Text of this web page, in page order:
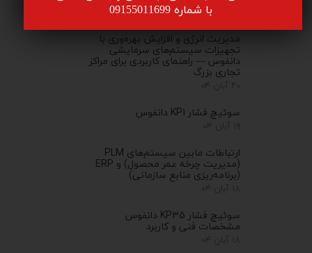
مدیریت انرژی و افزایش بهره‌وری با
تجهیزات سیستم‌های سرمایشی
دانفوس — راهنمای کاربردی برای مراکز
تجاری بزرگ
سوئیچ فشار KP1 دانفوس
ارتباطات مابین سیستم‌های PLM
(مدیریت چرخه عمر محصول) و ERP
(برنامه‌ریزی منابع سازمانی)
سوئیچ فشار KP35 دانفوس
مشخصات فنی و کاربرد
​​​​​​​ با شماره 09155011699